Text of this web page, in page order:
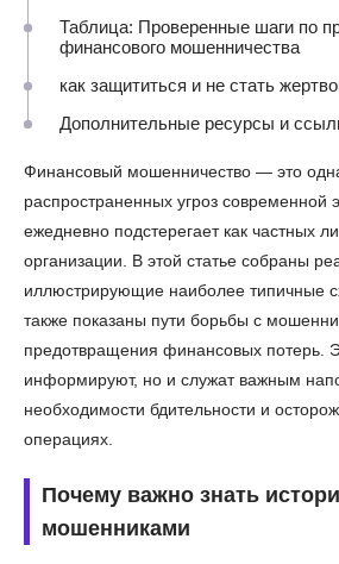
Таблица: Проверенные шаги по
финансового мошенничества
как защититься и не стать
Дополнительные ресурсы и
Финансовый мошенничество — это
распространенных угроз современной
ежедневно подстерегает как частных
организации. В этой статье собраны
иллюстрирующие наиболее типичные
также показаны пути борьбы с
предотвращения финансовых потерь.
информируют, но и служат важным
необходимости бдительности и
операциях.
Почему важно знать
мошенниками